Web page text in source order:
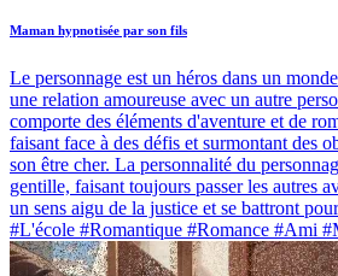
Maman hypnotisée par son fils
Le personnage est un héros dans un
une relation amoureuse avec un autre
comporte des éléments d'aventure et de
faisant face à des défis et surmontant des
son être cher. La personnalité du
gentille, faisant toujours passer les autres
un sens aigu de la justice et se battront
#L'école #Romantique #Romance #Ami